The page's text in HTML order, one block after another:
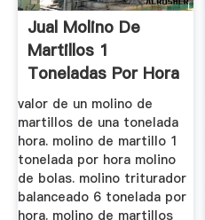
Jual Molino De
Martillos 1
Toneladas Por Hora
valor de un molino de
martillos de una tonelada
hora. molino de martillo 1
tonelada por hora molino
de bolas. molino triturador
balanceado 6 tonelada por
hora. molino de martillos